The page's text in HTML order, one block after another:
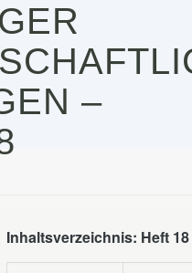
–
Inhaltsverzeichnis: Heft 18